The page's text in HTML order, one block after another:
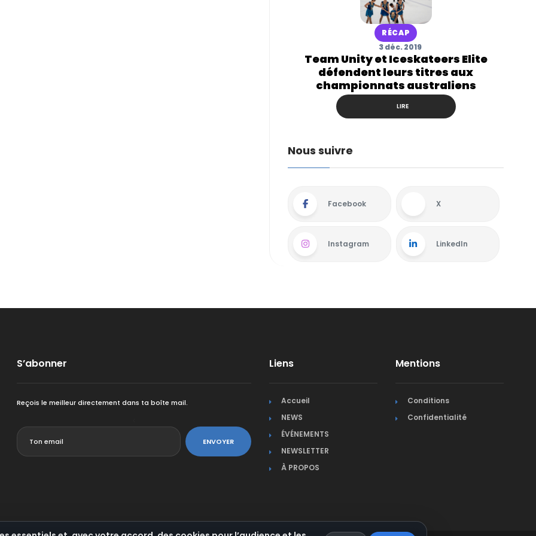
RÉCAP
3 déc. 2019
Team Unity et Iceskateers Elite
défendent leurs titres aux
championnats australiens
LIRE
Nous suivre
Facebook X
Instagram LinkedIn
S’abonner
Reçois le meilleur directement dans ta boîte mail.
ENVOYER
Liens
Accueil
NEWS
ÉVÉNEMENTS
NEWSLETTER
À PROPOS
Mentions
Conditions
Confidentialité